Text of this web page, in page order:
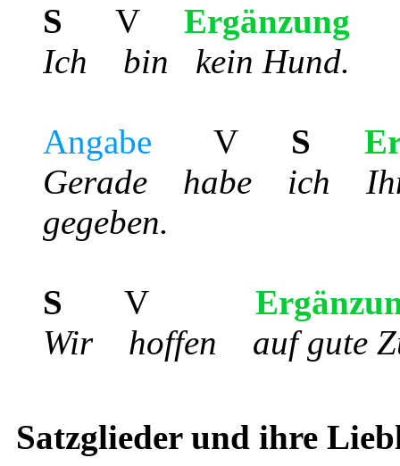
S V Ergänzung
Ich bin kein Hund.
Angabe V S
Gerade habe
gegeben.
S V
Wir hoffen auf gute
Satzglieder und ihre